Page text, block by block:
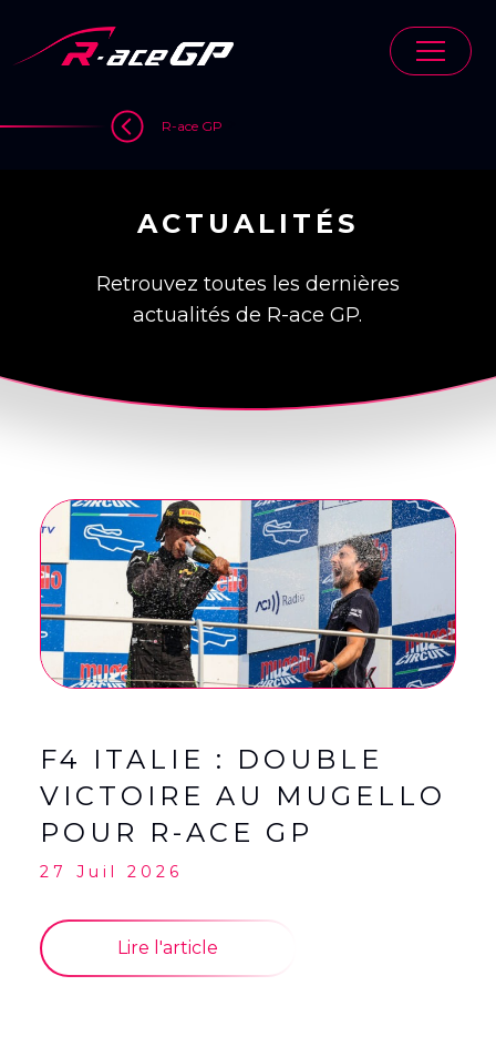
content
English(Anglais) Français
R-ace GP
ACTUALITÉS
Retrouvez toutes les dernières
actualités de R-ace GP.
F4 ITALIE : DOUBLE
VICTOIRE AU MUGELLO
POUR R-ACE GP
27 Juil 2026
Lire l'article